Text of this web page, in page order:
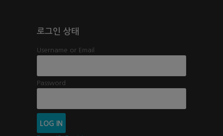
로그인 상태
Username or Email
Password